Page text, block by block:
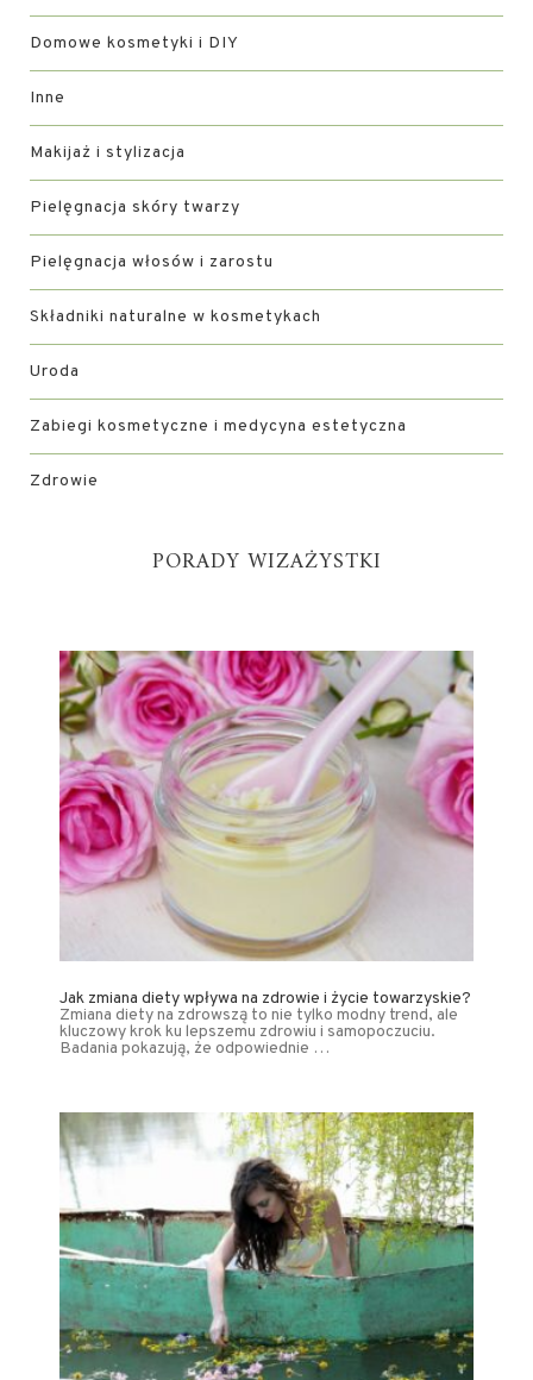
Domowe kosmetyki i DIY
Inne
Makijaż i stylizacja
Pielęgnacja skóry twarzy
Pielęgnacja włosów i zarostu
Składniki naturalne w kosmetykach
Uroda
Zabiegi kosmetyczne i medycyna estetyczna
Zdrowie
PORADY WIZAŻYSTKI
Jak zmiana diety wpływa na zdrowie i życie towarzyskie?
Zmiana diety na zdrowszą to nie tylko modny trend, ale
kluczowy krok ku lepszemu zdrowiu i samopoczuciu.
Badania pokazują, że odpowiednie …